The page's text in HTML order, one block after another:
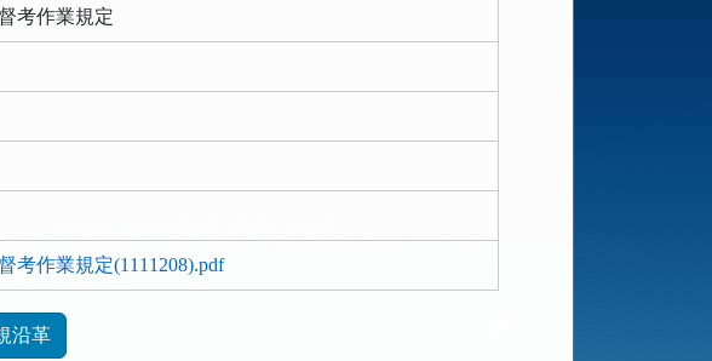
考作業規定
考作業規定(1111208).pdf
沿革